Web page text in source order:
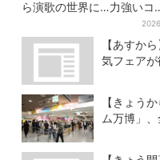
ら演歌の世界に…力強いコ
シで聴かせる有沙瞳の目指
道とは
【あすか
気フェアが
【きょう
ム万博」